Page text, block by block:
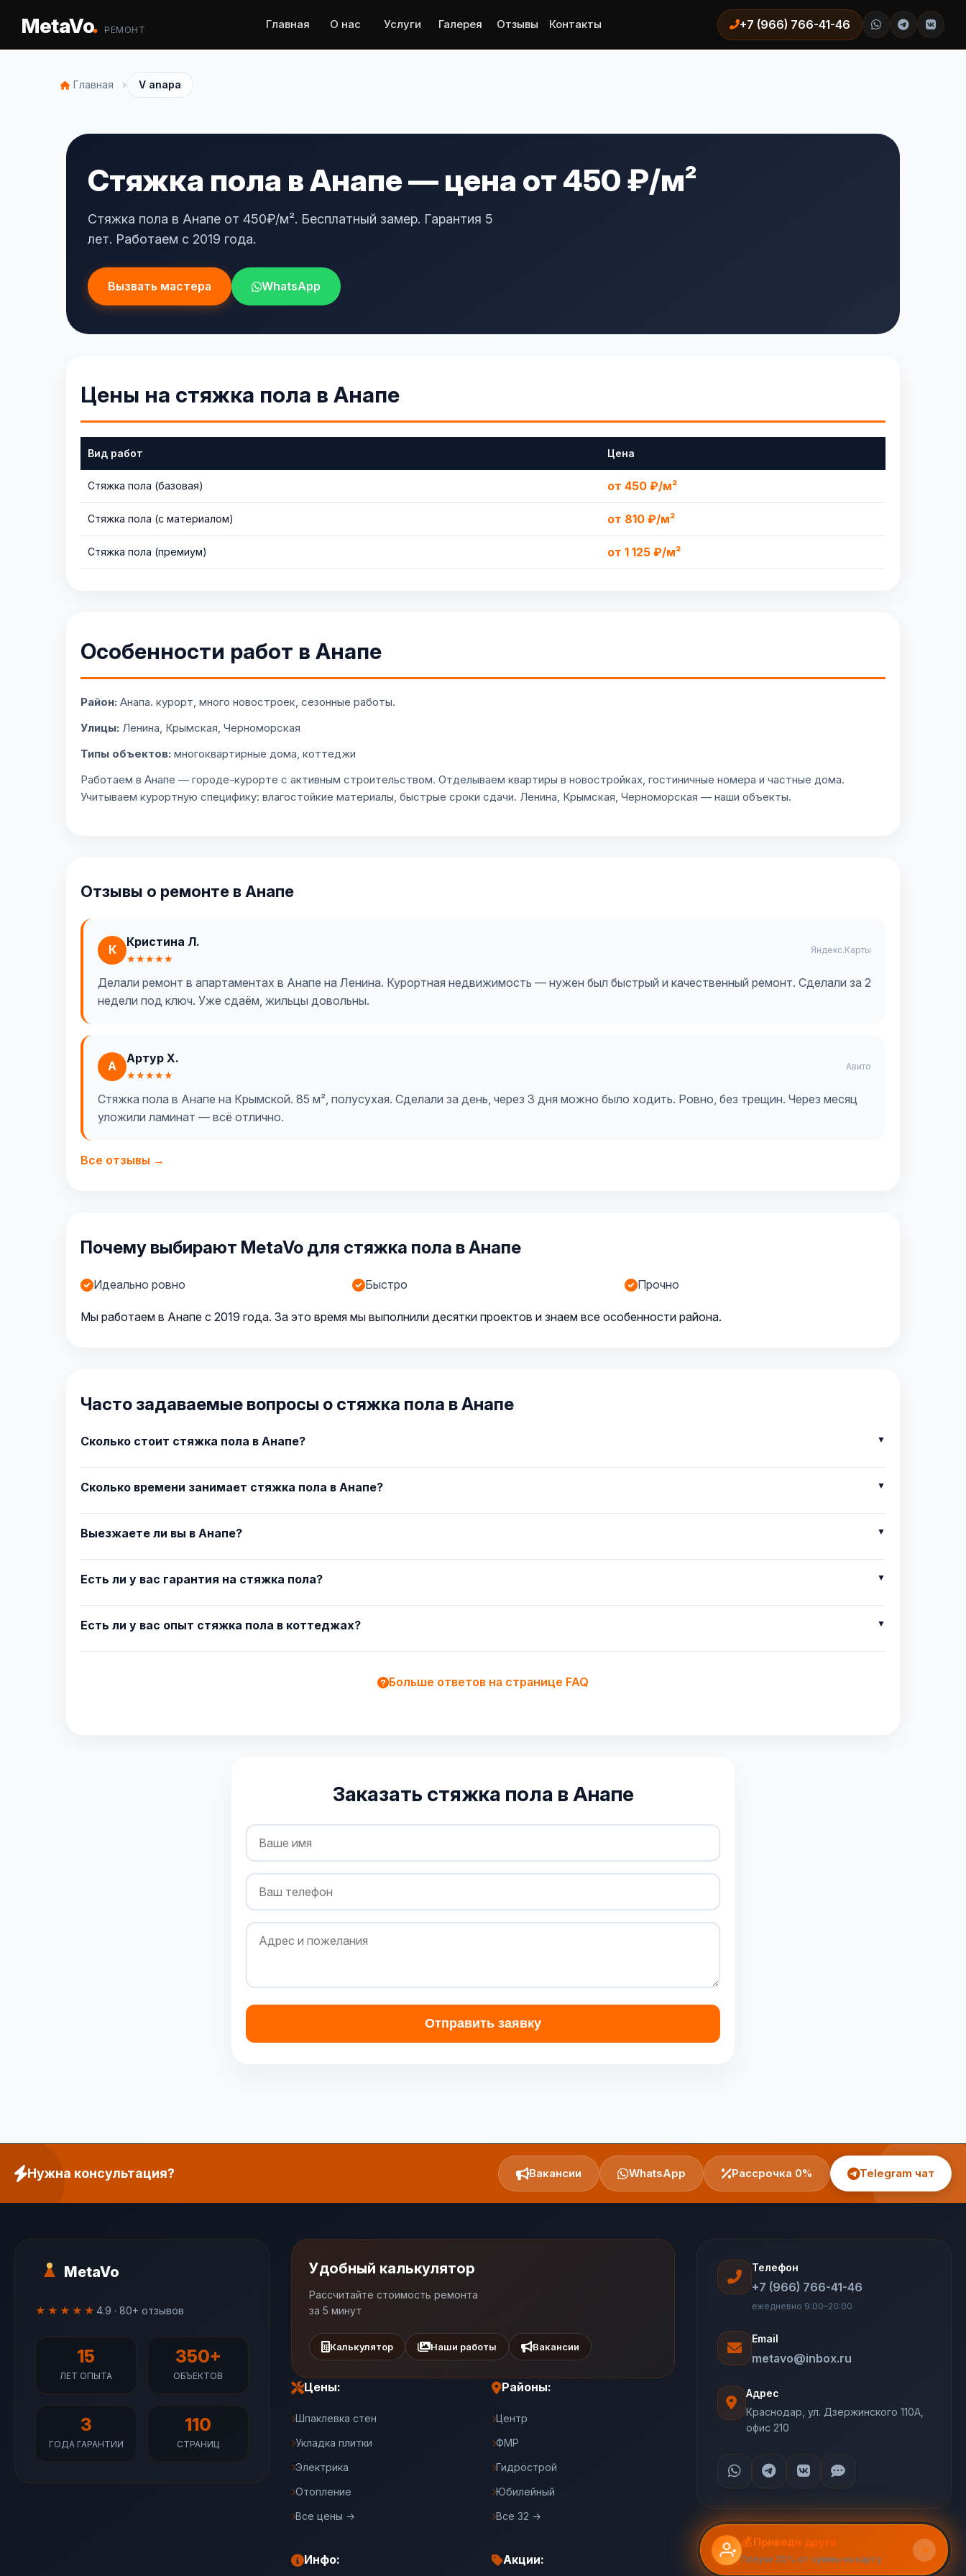
MetaVo. РЕМОНТ Главная О нас Услуги Галерея Отзывы Контакты +7 (966) 766-41-46
Главная › V anapa
Стяжка пола в Анапе — цена от 450 ₽/м²
Стяжка пола в Анапе от 450₽/м². Бесплатный замер. Гарантия 5
лет. Работаем с 2019 года.
Вызвать мастера WhatsApp
Цены на стяжка пола в Анапе
Вид работ Цена
Стяжка пола (базовая) от 450 ₽/м²
Стяжка пола (с материалом) от 810 ₽/м²
Стяжка пола (премиум) от 1 125 ₽/м²
Особенности работ в Анапе
Район: Анапа. курорт, много новостроек, сезонные работы.
Улицы: Ленина, Крымская, Черноморская
Типы объектов: многоквартирные дома, коттеджи
Работаем в Анапе — городе-курорте с активным строительством. Отделываем квартиры в новостройках, гостиничные номера и частные дома.
Учитываем курортную специфику: влагостойкие материалы, быстрые сроки сдачи. Ленина, Крымская, Черноморская — наши объекты.
Отзывы о ремонте в Анапе
К
Кристина Л.
★★★★★
Яндекс.Карты
Делали ремонт в апартаментах в Анапе на Ленина. Курортная недвижимость — нужен был быстрый и качественный ремонт. Сделали за 2
недели под ключ. Уже сдаём, жильцы довольны.
А
Артур Х.
★★★★★
Авито
Стяжка пола в Анапе на Крымской. 85 м², полусухая. Сделали за день, через 3 дня можно было ходить. Ровно, без трещин. Через месяц
уложили ламинат — всё отлично.
Все отзывы →
Почему выбирают MetaVo для стяжка пола в Анапе
Идеально ровно Быстро Прочно
Мы работаем в Анапе с 2019 года. За это время мы выполнили десятки проектов и знаем все особенности района.
Часто задаваемые вопросы о стяжка пола в Анапе
Сколько стоит стяжка пола в Анапе?
Сколько времени занимает стяжка пола в Анапе?
Выезжаете ли вы в Анапе?
Есть ли у вас гарантия на стяжка пола?
Есть ли у вас опыт стяжка пола в коттеджах?
Больше ответов на странице FAQ
Заказать стяжка пола в Анапе
Отправить заявку
Нужна консультация? Вакансии WhatsApp Рассрочка 0% Telegram чат
MetaVo
★★★★★ 4.9 · 80+ отзывов
15
ЛЕТ ОПЫТА
350+
ОБЪЕКТОВ
3
ГОДА ГАРАНТИИ
110
СТРАНИЦ
Удобный калькулятор
Рассчитайте стоимость ремонта
за 5 минут
Калькулятор Наши работы Вакансии
Цены:
Шпаклевка стен
Укладка плитки
Электрика
Отопление
Все цены →
Районы:
Центр
ФМР
Гидрострой
Юбилейный
Все 32 →
Инфо: Акции:
Телефон
+7 (966) 766-41-46
ежедневно 9:00–20:00
Email
metavo@inbox.ru
Адрес
Краснодар, ул. Дзержинского 110А,
офис 210
💰 Приведи друга
Получи 20% от суммы на карту